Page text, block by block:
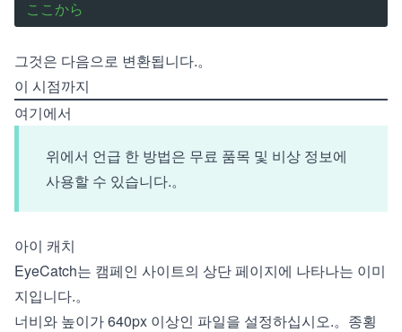
ここから
그것은 다음으로 변환됩니다.。
이 시점까지
여기에서
위에서 언급 한 방법은 무료 품목 및 비상 정보에
사용할 수 있습니다.。
아이 캐치
EyeCatch는 캠페인 사이트의 상단 페이지에 나타나는 이미
지입니다.。
너비와 높이가 640px 이상인 파일을 설정하십시오.。종횡